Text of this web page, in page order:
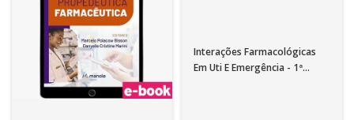
Interações Farmacológicas
Em Uti E Emergência - 1ª